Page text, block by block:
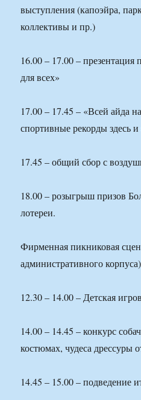
выступления (капоэйра,
коллективы и пр.)
16.00 – 17.00 –
для всех»
17.00 – 17.45 – «Всей айда
спортивные рекорды здесь и
17.45 – общий сбор с
18.00 – розыгрыш призов
лотереи.
Фирменная пикниковая
административного корпуса)
12.30 – 14.00 – Детская
14.00 – 14.45 – конкурс
костюмах, чудеса дрессуры
14.45 – 15.00 – подведение